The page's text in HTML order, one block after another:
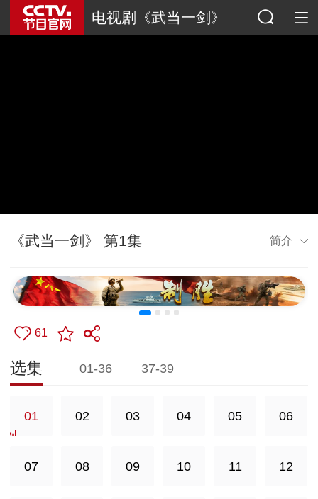
电视剧《武当一剑》
《武当一剑》 第1集 简介
61
选集 01-36 37-39
01 02 03 04 05 06
07 08 09 10 11 12